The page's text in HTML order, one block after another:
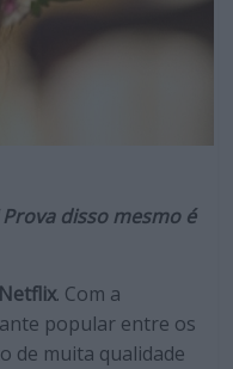
disso mesmo é
Netflix. Com a
popular entre os
de muita qualidade